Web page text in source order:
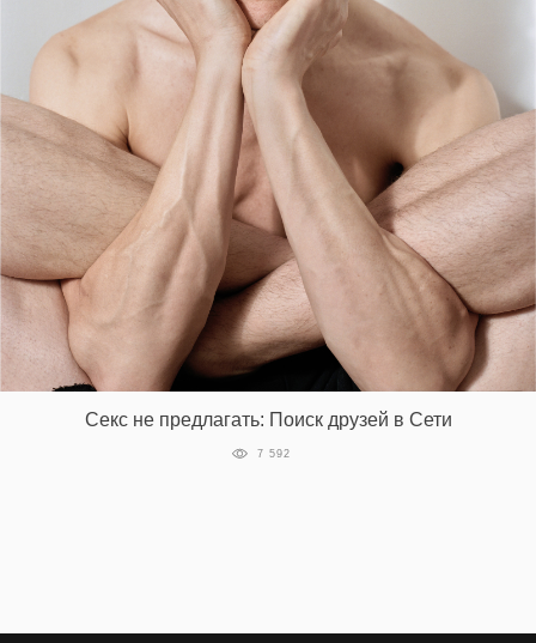
Секс не предлагать: Поиск друзей в Сети
7 592